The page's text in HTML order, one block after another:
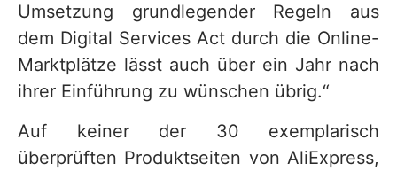
Umsetzung grundlegender Regeln aus
dem Digital Services Act durch die Online-
Marktplätze lässt auch über ein Jahr nach
ihrer Einführung zu wünschen übrig.“
Auf keiner der 30 exemplarisch
überprüften Produktseiten von AliExpress,